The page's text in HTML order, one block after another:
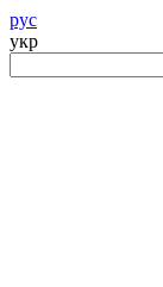
рус
укр